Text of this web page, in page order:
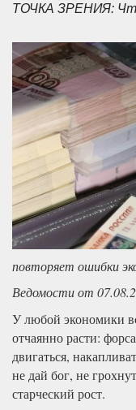
ТОЧКА ЗРЕНИЯ:
повторяет ошибки
Ведомости от
У любой экономики
отчаянно расти:
двигаться,
не дай бог, не
старческий рост.